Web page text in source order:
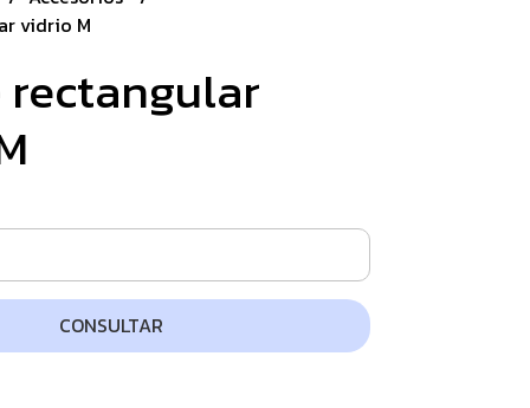
vidrio M
rectangular
CONSULTAR